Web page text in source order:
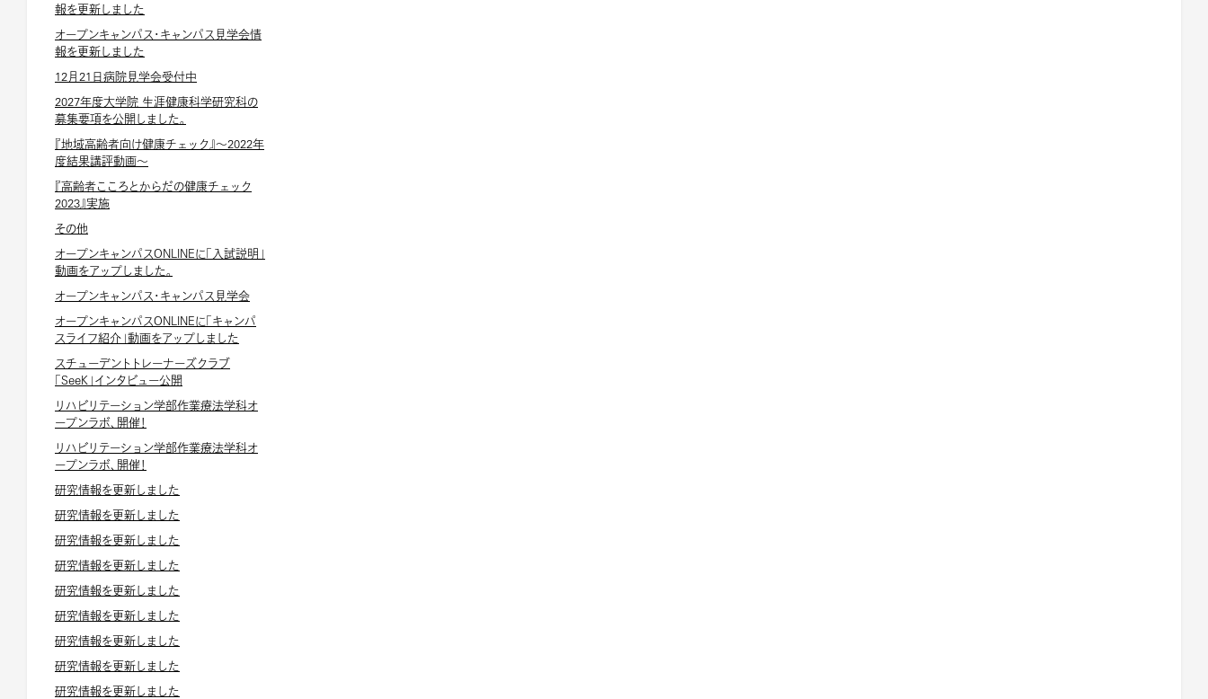
報を更新しました
オープンキャンパス・キャンパス見学会情
報を更新しました
12月21日病院見学会受付中
2027年度大学院 生涯健康科学研究科の
募集要項を公開しました。
『地域高齢者向け健康チェック』～2022年
度結果講評動画～
『高齢者こころとからだの健康チェック
2023』実施
その他
オープンキャンパスONLINEに「入試説明」
動画をアップしました。
オープンキャンパス・キャンパス見学会
オープンキャンパスONLINEに「キャンパ
スライフ紹介」動画をアップしました
スチューデントトレーナーズクラブ
「SeeK」インタビュー公開
リハビリテーション学部作業療法学科オ
ープンラボ、開催！
リハビリテーション学部作業療法学科オ
ープンラボ、開催！
研究情報を更新しました
研究情報を更新しました
研究情報を更新しました
研究情報を更新しました
研究情報を更新しました
研究情報を更新しました
研究情報を更新しました
研究情報を更新しました
研究情報を更新しました